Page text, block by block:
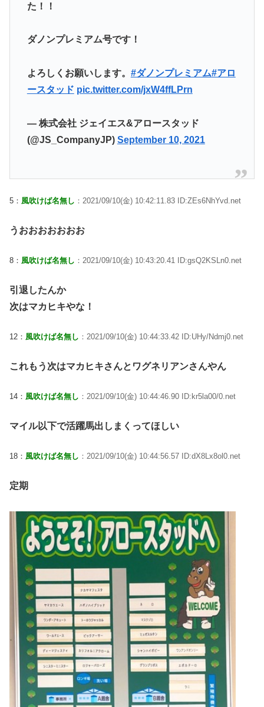
た！！
ダノンプレミアム号です！
よろしくお願いします。 #ダノンプレミアム#アロ
ースタッド pic.twitter.com/jxW4ffLPrn
— 株式会社 ジェイエス&アロースタッド
(@JS_CompanyJP) September 10, 2021
5： 風吹けば名無し ：2021/09/10(金) 10:42:11.83 ID:ZEs6NhYvd.net
うおおおおおおお
8： 風吹けば名無し ：2021/09/10(金) 10:43:20.41 ID:gsQ2KSLn0.net
引退したんか
次はマカヒキやな！
12： 風吹けば名無し ：2021/09/10(金) 10:44:33.42 ID:UHy/Ndmj0.net
これもう次はマカヒキさんとワグネリアンさんやん
14： 風吹けば名無し ：2021/09/10(金) 10:44:46.90 ID:kr5la00/0.net
マイル以下で活躍馬出しまくってほしい
18： 風吹けば名無し ：2021/09/10(金) 10:44:56.57 ID:dX8Lx8ol0.net
定期